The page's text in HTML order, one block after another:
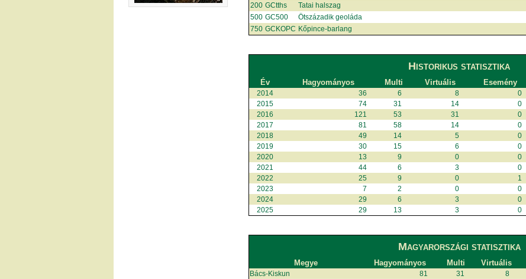
200 GCtths Tatai halszag
500 GC500 Ötszázadik geoláda
750 GCKOPC Kőpince-barlang
Historikus statisztika
Év Hagyományos Multi Virtuális Esemény
2014 36 6 8 0
2015
74 31 14 0
2016
121 53 31 0
2017
81 58 14 0
2018
49 14 5 0
2019
30 15 6 0
2020
13 9 0 0
2021
44 6 3 0
2022
25 9 0 1
2023
7 2 0 0
2024
29 6 3 0
2025
29 13 3 0
Magyarországi statisztika
Megye Hagyományos Multi Virtuális
Bács-Kiskun 81 31 8